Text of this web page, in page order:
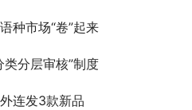
种市场“卷”起来
分层审核”制度
连发3款新品